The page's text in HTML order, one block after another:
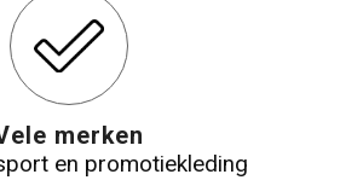
merken
en promotiekleding